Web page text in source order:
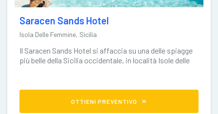
Saracen Sands Hotel
Isola Delle Femmine, Sicilia
Il Saracen Sands Hotel si affaccia su una delle spiagge
più belle della Sicilia occidentale, in località Isole delle
OTTIENI PREVENTIVO